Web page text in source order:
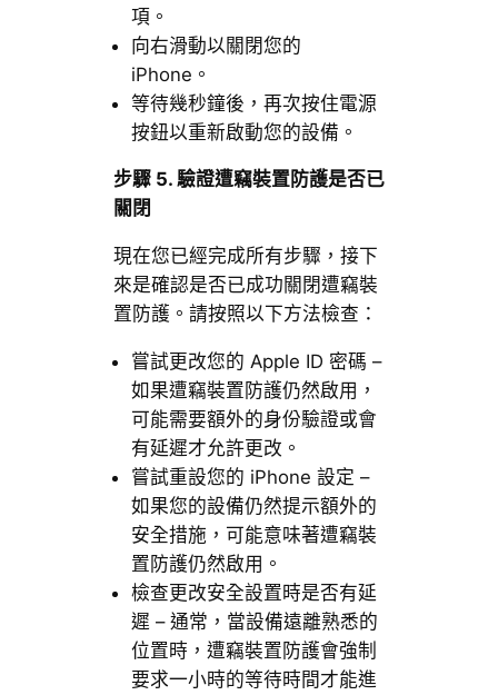
項。
向右滑動以關閉您的
iPhone。
等待幾秒鐘後，再次按住電源
按鈕以重新啟動您的設備。
步驟5. 驗證遭竊裝置防護是否已
關閉
現在您已經完成所有步驟，接下
來是確認是否已成功關閉遭竊裝
置防護。請按照以下方法檢查：
嘗試更改您的 Apple ID 密碼 –
如果遭竊裝置防護仍然啟用，
可能需要額外的身份驗證或會
有延遲才允許更改。
嘗試重設您的 iPhone 設定 –
如果您的設備仍然提示額外的
安全措施，可能意味著遭竊裝
置防護仍然啟用。
檢查更改安全設置時是否有延
遲 – 通常，當設備遠離熟悉的
位置時，遭竊裝置防護會強制
要求一小時的等待時間才能進